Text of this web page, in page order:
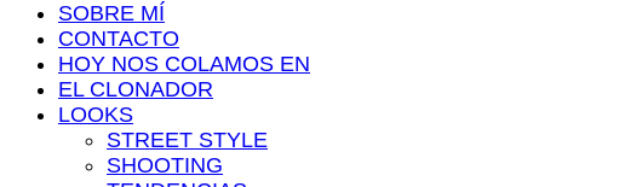
SOBRE MÍ
CONTACTO
HOY NOS COLAMOS EN
EL CLONADOR
LOOKS
STREET STYLE
SHOOTING